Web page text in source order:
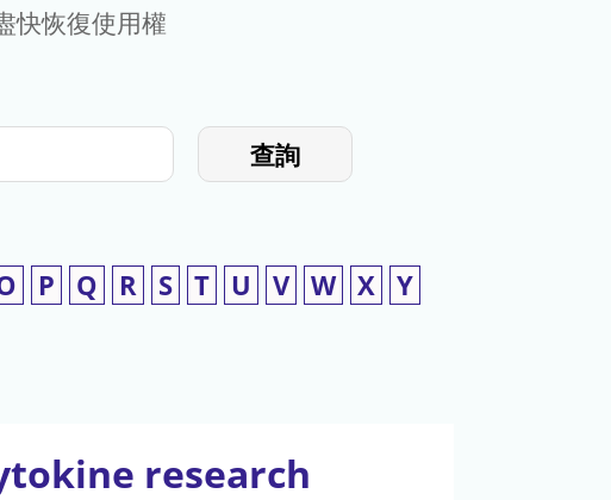
快恢復使用權
查詢
P Q R S T U V W X Y
research